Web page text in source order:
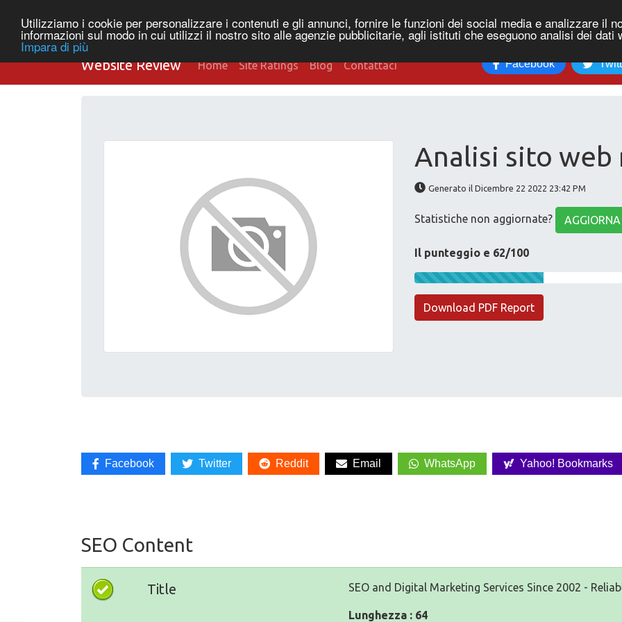
Utilizziamo i cookie per personalizzare i contenuti e gli annunci, fornire le funzioni dei social media e analizzare il
informazioni sul modo in cui utilizzi il nostro sito alle agenzie pubblicitarie, agli istituti che eseguono analisi dei dati
Impara di più
Website Review Home Site Ratings Blog Contattaci Facebook
Analisi sito
Generato il Dicembre 22 2022 23:42 PM
Statistiche non aggiornate? AGGIORNA
Il punteggio e 62/100
Download PDF Report
Facebook Twitter Reddit Email WhatsApp Yahoo! Bookmarks
SEO Content
Title SEO and Digital Marketing Services Since 2002 -
Lunghezza : 64